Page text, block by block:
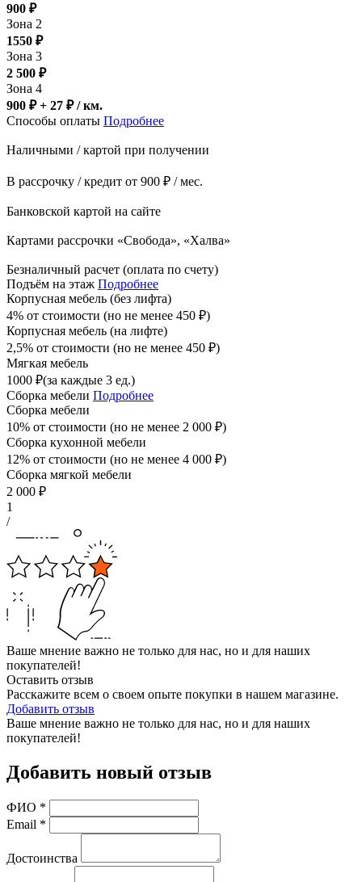
900 ₽
Зона 2
1550 ₽
Зона 3
2 500 ₽
Зона 4
900 ₽ + 27 ₽/ км.
Способы оплаты Подробнее
Наличными / картой при получении
В рассрочку / кредит от 900 ₽ / мес.
Банковской картой на сайте
Картами рассрочки «Свобода», «Халва»
Безналичный расчет (оплата по счету)
Подъём на этаж Подробнее
Корпусная мебель (без лифта)
4% от стоимости (но не менее 450 ₽)
Корпусная мебель (на лифте)
2,5% от стоимости (но не менее 450 ₽)
Мягкая мебель
1000 ₽(за каждые 3 ед.)
Сборка мебели Подробнее
Сборка мебели
10% от стоимости (но не менее 2 000 ₽)
Сборка кухонной мебели
12% от стоимости (но не менее 4 000 ₽)
Сборка мягкой мебели
2 000 ₽
1
/
Ваше мнение важно не только для нас, но и для наших
покупателей!
Оставить отзыв
Расскажите всем о своем опыте покупки в нашем магазине.
Добавить отзыв
Ваше мнение важно не только для нас, но и для наших
покупателей!
Добавить новый отзыв
ФИО *
Email *
Достоинства